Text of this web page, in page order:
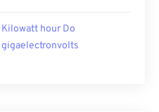
Kilowatt hour Do
gigaelectronvolts